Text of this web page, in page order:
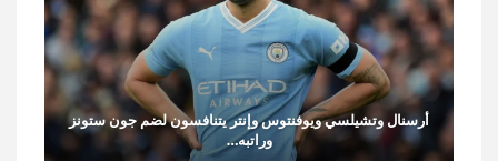
أرسنال وتشيلسي ويوفنتوس وإنتر يتنافسون لضم جون ستونز
وراتبه…